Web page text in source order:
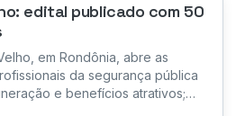
edital publicado com 50
em Rondônia, abre as
da segurança pública
e benefícios atrativos;